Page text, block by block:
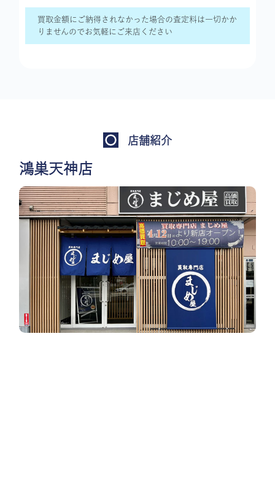
買取金額にご納得されなかった場合の査定料は一切かか
りませんのでお気軽にご来店ください
店舗紹介
鴻巣天神店